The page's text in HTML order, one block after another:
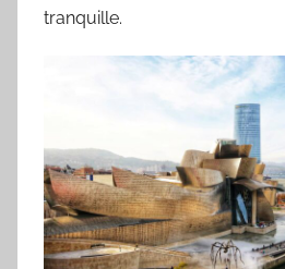
tranquille.